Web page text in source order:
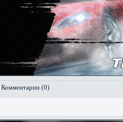
Комментарии (0)